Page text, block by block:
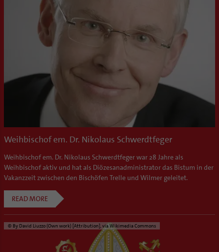
Weihbischof em. Dr. Nikolaus Schwerdtfeger
Weihbischof em. Dr. Nikolaus Schwerdtfeger war 28 Jahre als
Weihbischof aktiv und hat als Diözesanadministrator das Bistum in der
Vakanzzeit zwischen den Bischöfen Trelle und Wilmer geleitet.
READ MORE
© By David Liuzzo (Own work) [Attribution], via Wikimedia Commons